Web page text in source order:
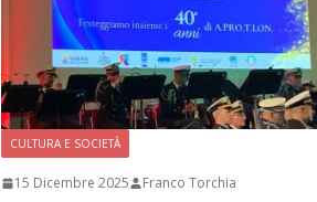
CULTURA E SOCIETÀ
15 Dicembre 2025 Franco Torchia